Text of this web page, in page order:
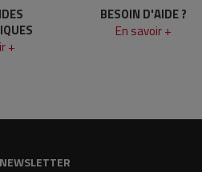
+
BESOIN D'AIDE ?
En savoir +
NEWSLETTER